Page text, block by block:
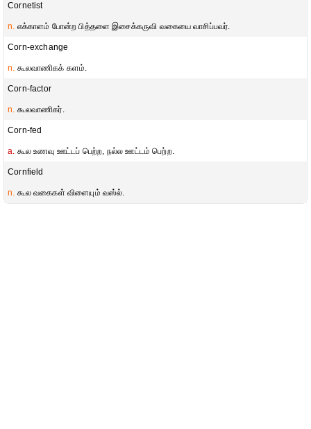
Cornetist
n. எக்காளம் போன்ற பித்தளை இசைக்கருவி வகையை வாசிப்பவர்.
Corn-exchange
n. கூலவாணிகக் களம்.
Corn-factor
n. கூலவாணிகர்.
Corn-fed
a. கூல உணவு ஊட்டப் பெற்ற, நல்ல ஊட்டம் பெற்ற.
Cornfield
n. கூல வகைகள் விளையும் வஸ்ல்.